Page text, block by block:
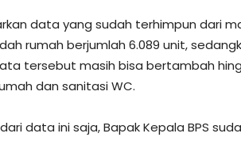
data yang sudah terhimpun dari
rumah berjumlah 6.089 unit,
tersebut masih bisa bertambah
dan sanitasi WC.
data ini saja, Bapak Kepala BPS